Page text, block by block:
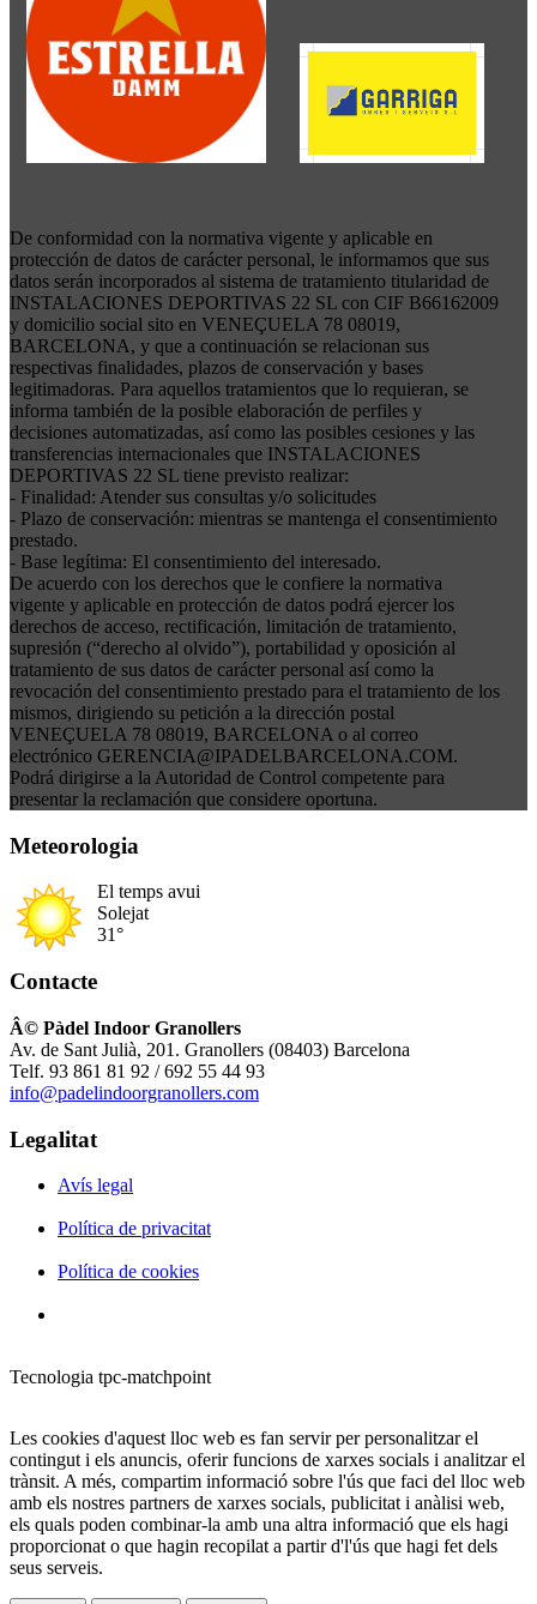
De conformidad con la normativa vigente y aplicable en
protección de datos de carácter personal, le informamos que sus
datos serán incorporados al sistema de tratamiento titularidad de
INSTALACIONES DEPORTIVAS 22 SL con CIF B66162009
y domicilio social sito en VENEÇUELA 78 08019,
BARCELONA, y que a continuación se relacionan sus
respectivas finalidades, plazos de conservación y bases
legitimadoras. Para aquellos tratamientos que lo requieran, se
informa también de la posible elaboración de perfiles y
decisiones automatizadas, así como las posibles cesiones y las
transferencias internacionales que INSTALACIONES
DEPORTIVAS 22 SL tiene previsto realizar:
- Finalidad: Atender sus consultas y/o solicitudes
- Plazo de conservación: mientras se mantenga el consentimiento
prestado.
- Base legítima: El consentimiento del interesado.
De acuerdo con los derechos que le confiere la normativa
vigente y aplicable en protección de datos podrá ejercer los
derechos de acceso, rectificación, limitación de tratamiento,
supresión (“derecho al olvido”), portabilidad y oposición al
tratamiento de sus datos de carácter personal así como la
revocación del consentimiento prestado para el tratamiento de los
mismos, dirigiendo su petición a la dirección postal
VENEÇUELA 78 08019, BARCELONA o al correo
electrónico GERENCIA@IPADELBARCELONA.COM.
Podrá dirigirse a la Autoridad de Control competente para
presentar la reclamación que considere oportuna.
Meteorologia
El temps avui
Solejat
31°
Contacte
Â© Pàdel Indoor Granollers
Av. de Sant Julià, 201. Granollers (08403) Barcelona
Telf. 93 861 81 92 / 692 55 44 93
info@padelindoorgranollers.com
Legalitat
Avís legal
Política de privacitat
Política de cookies
Tecnologia tpc-matchpoint
Les cookies d'aquest lloc web es fan servir per personalitzar el
contingut i els anuncis, oferir funcions de xarxes socials i analitzar el
trànsit. A més, compartim informació sobre l'ús que faci del lloc web
amb els nostres partners de xarxes socials, publicitat i anàlisi web,
els quals poden combinar-la amb una altra informació que els hagi
proporcionat o que hagin recopilat a partir d'l'ús que hagi fet dels
seus serveis.